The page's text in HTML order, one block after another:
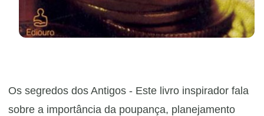
​Os segredos dos Antigos - Este livro inspirador fala
sobre a importância da poupança, planejamento